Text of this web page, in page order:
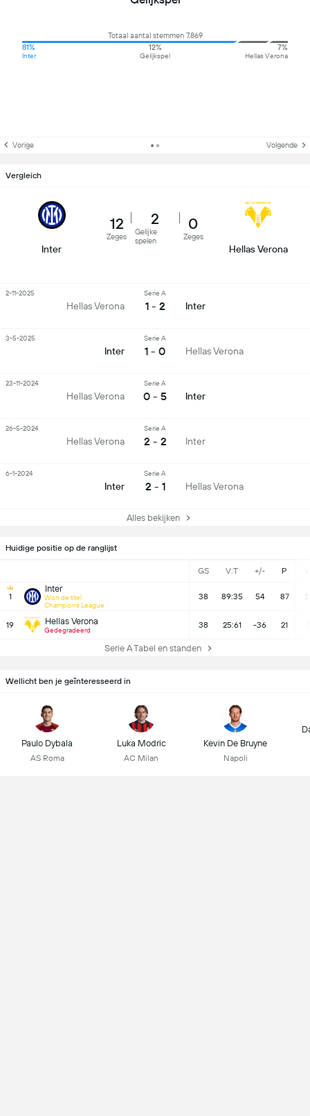
Huidige positie op de ranglijst
GS V:T +/- P
1
Inter
Won de titel
Champions League
38 89:35 54 87
19 Hellas Verona
Gedegradeerd
38 25:61 -36 21
Serie A Tabel en standen
Totaal aantal stemmen 7,869
81%
Inter
12%
Gelijkspel
7%
Hellas Verona
Vorige Volgende
Vergleich
Inter
12
Zeges
2
Gelijke
spelen
0
Zeges
Hellas Verona
Hellas Verona
Serie A
1 - 2 Inter
2-11-2025
Inter
Serie A
1 - 0 Hellas Verona
3-5-2025
Hellas Verona
Serie A
0 - 5 Inter
23-11-2024
Hellas Verona
Serie A
2 - 2 Inter
26-5-2024
Inter
Serie A
2 - 1 Hellas Verona
6-1-2024
Alles bekijken
Wellicht ben je geïnteresseerd in
Paulo Dybala
AS Roma
Luka Modric
AC Milan
Kevin De Bruyne
Napoli